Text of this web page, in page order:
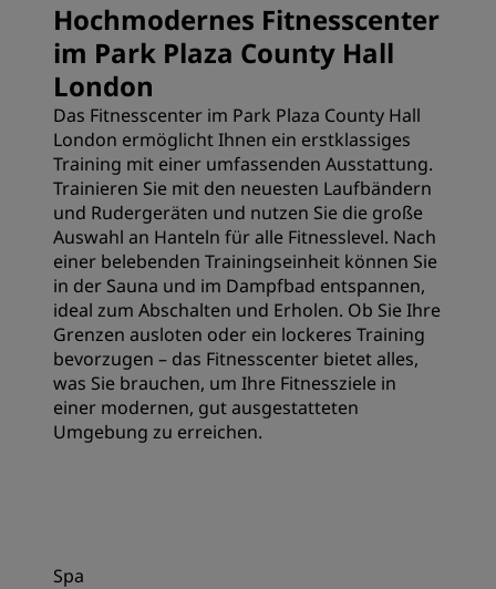
Hochmodernes Fitnesscenter
im Park Plaza County Hall
London
Das Fitnesscenter im Park Plaza County Hall
London ermöglicht Ihnen ein erstklassiges
Training mit einer umfassenden Ausstattung.
Trainieren Sie mit den neuesten Laufbändern
und Rudergeräten und nutzen Sie die große
Auswahl an Hanteln für alle Fitnesslevel. Nach
einer belebenden Trainingseinheit können Sie
in der Sauna und im Dampfbad entspannen,
ideal zum Abschalten und Erholen. Ob Sie Ihre
Grenzen ausloten oder ein lockeres Training
bevorzugen – das Fitnesscenter bietet alles,
was Sie brauchen, um Ihre Fitnessziele in
einer modernen, gut ausgestatteten
Umgebung zu erreichen.
Spa